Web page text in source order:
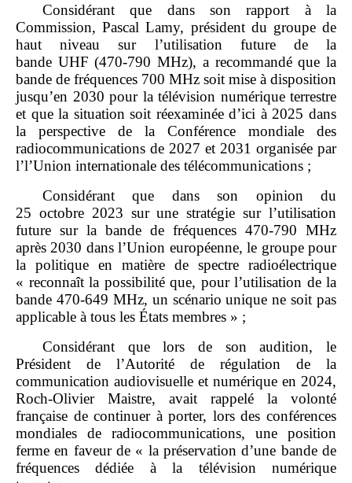
Considérant que dans son rapport à la
Commission, Pascal Lamy, président du groupe de
haut niveau sur l’utilisation future de la
bande UHF (470‑790 MHz), a recommandé que la
bande de fréquences 700 MHz soit mise à disposition
jusqu’en 2030 pour la télévision numérique terrestre
et que la situation soit réexaminée d’ici à 2025 dans
la perspective de la Conférence mondiale des
radiocommunications de 2027 et 2031 organisée par
l’l’Union internationale des télécommunications ;
Considérant que dans son opinion du
25 octobre 2023 sur une stratégie sur l’utilisation
future sur la bande de fréquences 470‑790 MHz
après 2030 dans l’Union européenne, le groupe pour
la politique en matière de spectre radioélectrique
« reconnaît la possibilité que, pour l’utilisation de la
bande 470‑649 MHz, un scénario unique ne soit pas
applicable à tous les États membres » ;
Considérant que lors de son audition, le
Président de l’Autorité de régulation de la
communication audiovisuelle et numérique en 2024,
Roch‑Olivier Maistre, avait rappelé la volonté
française de continuer à porter, lors des conférences
mondiales de radiocommunications, une position
ferme en faveur de « la préservation d’une bande de
fréquences dédiée à la télévision numérique